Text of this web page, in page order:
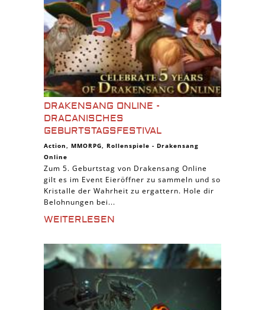
DRAKENSANG ONLINE -
DRACANISCHES
GEBURTSTAGSFESTIVAL
Action, MMORPG, Rollenspiele - Drakensang
Online
Zum 5. Geburtstag von Drakensang Online
gilt es im Event Eieröffner zu sammeln und so
Kristalle der Wahrheit zu ergattern. Hole dir
Belohnungen bei...
WEITERLESEN